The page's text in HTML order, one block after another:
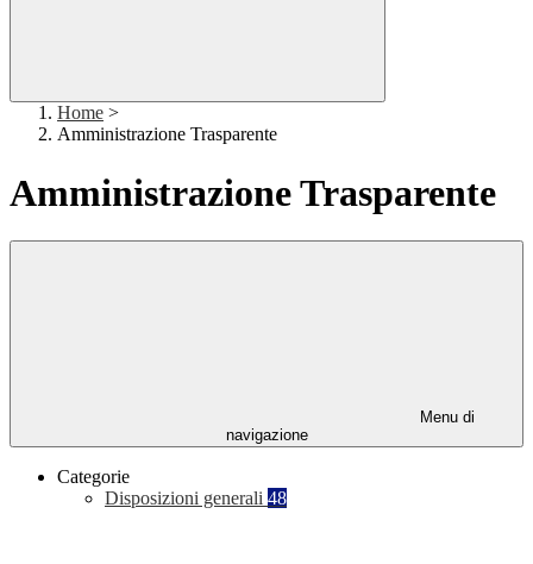
Home >
Amministrazione Trasparente
Amministrazione Trasparente
Menu di
navigazione
Categorie
Disposizioni generali 48